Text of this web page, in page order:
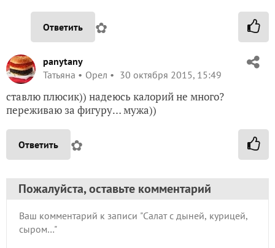
Ответить ✿
panytany
Татьяна
Орел 30 октября 2015, 15:49
ставлю плюсик)) надеюсь калорий не много?
переживаю за фигуру… мужа))
Ответить ✿
Пожалуйста, оставьте комментарий